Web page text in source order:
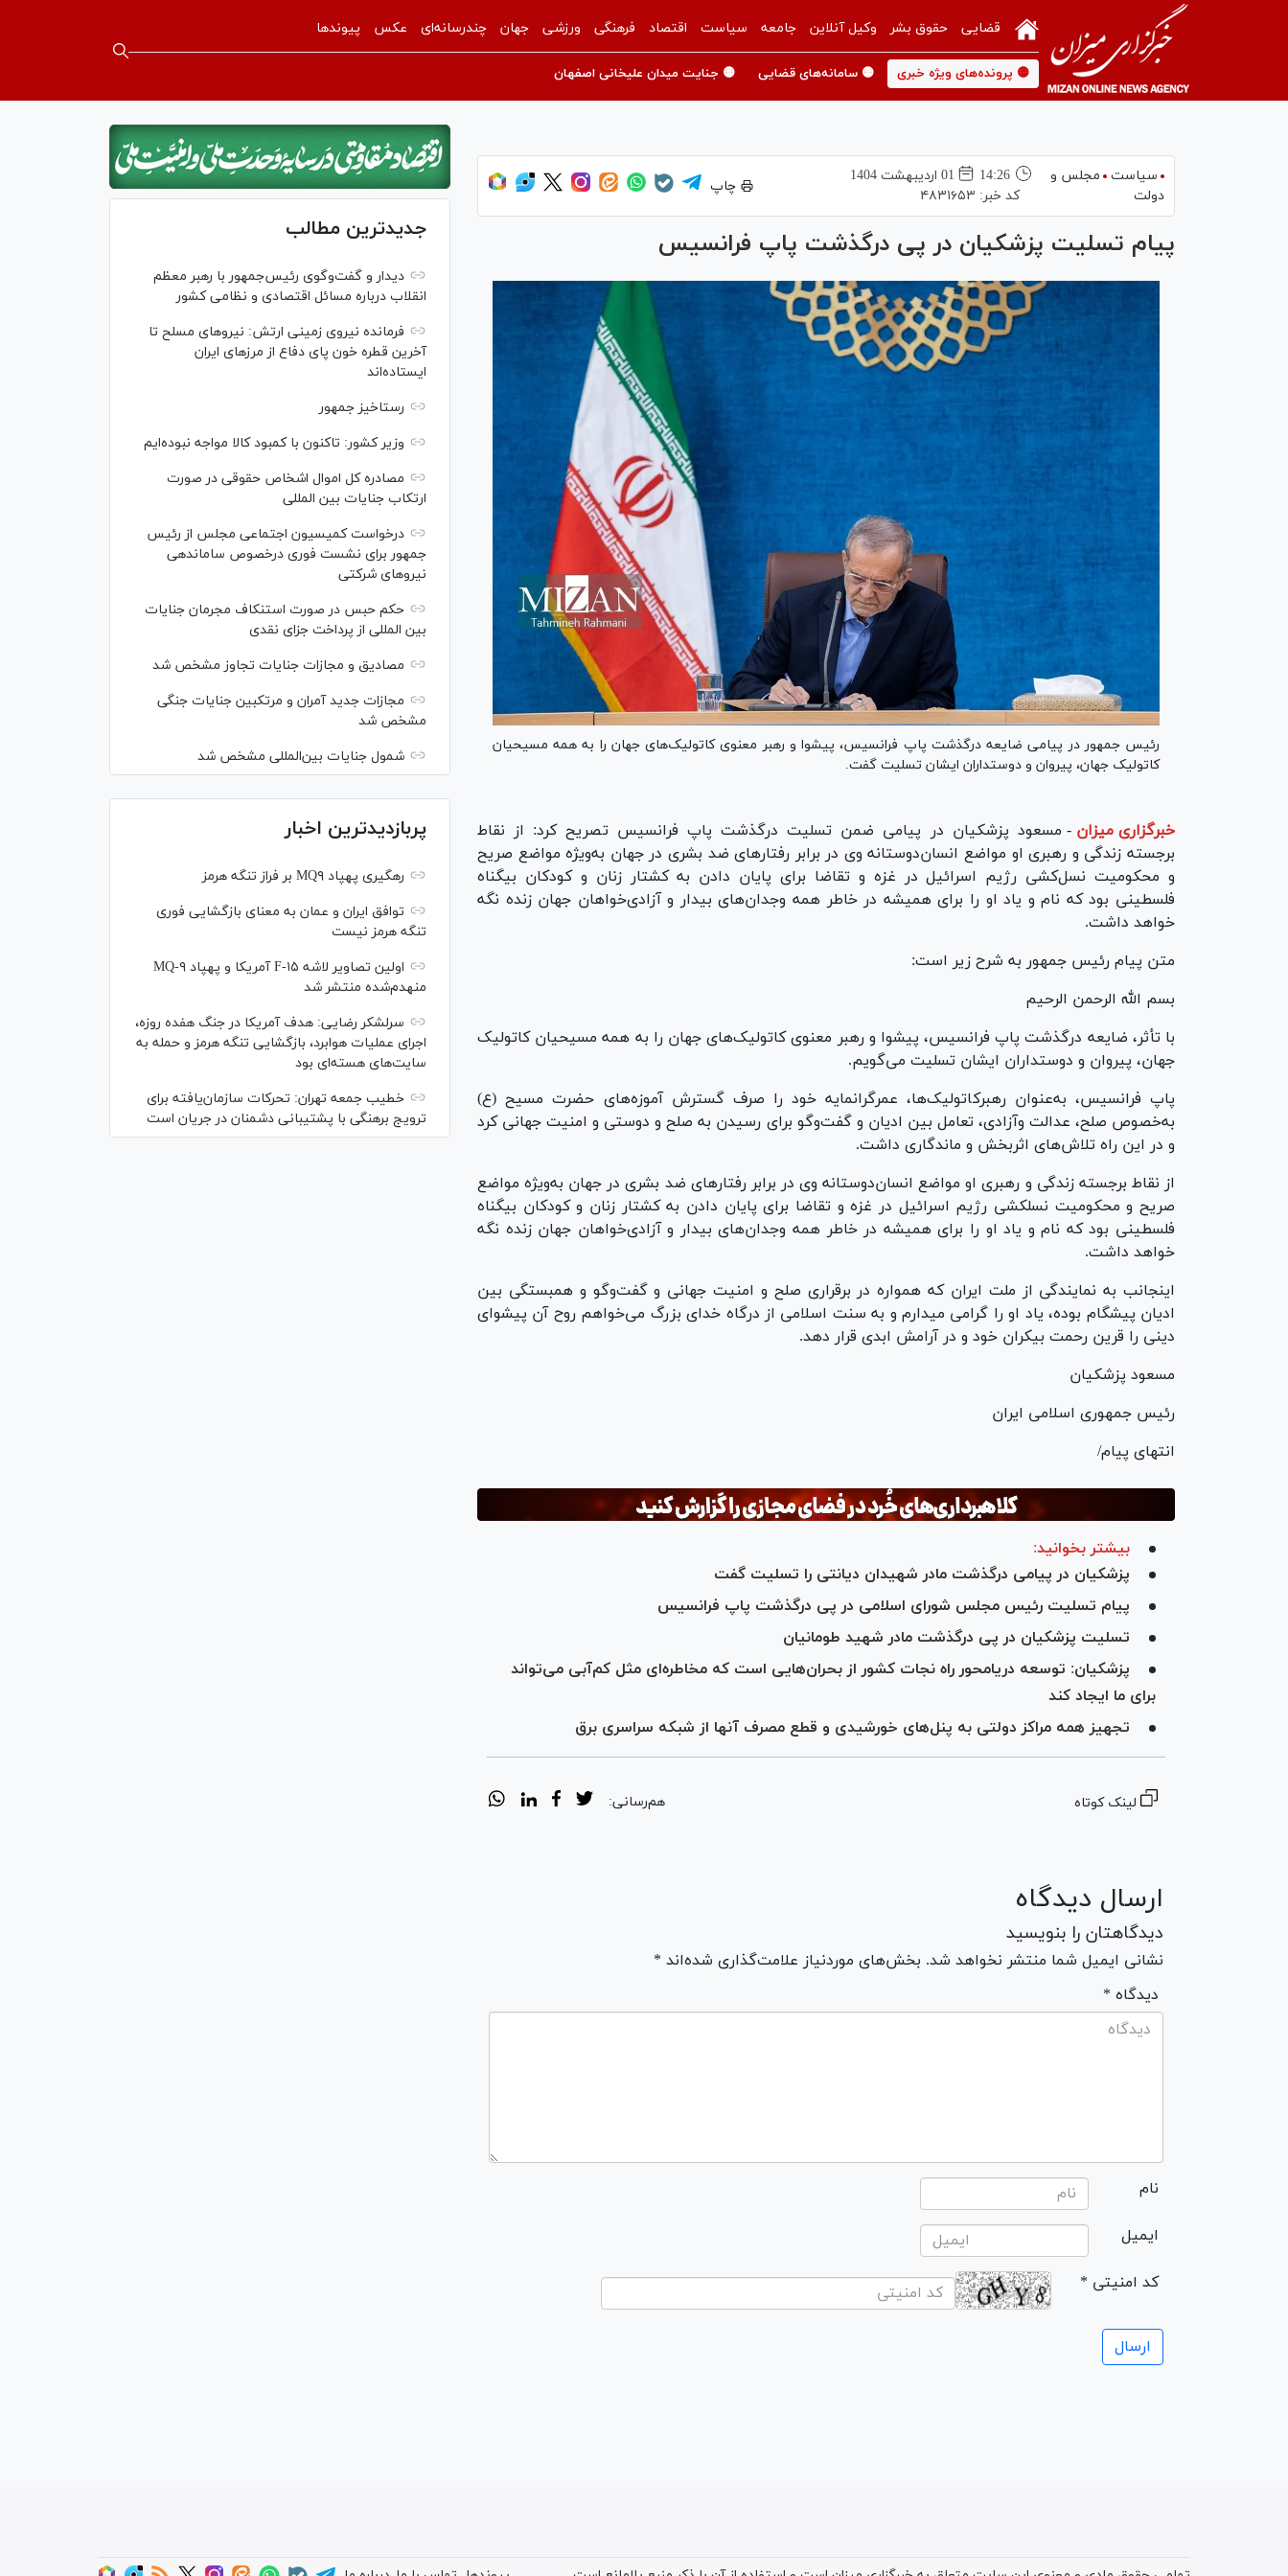
قضایی حقوق بشر وکیل آنلاین جامعه سیاست اقتصاد فرهنگی ورزشی جهان چندرسانه‌ای عکس پیوندها
🟡 پرونده‌های ویژه خبری 🟡 سامانه‌های قضایی 🟡 جنایت میدان علیخانی اصفهان
سیاست
مجلس و
دولت
14:26
01 ارديبهشت 1404
کد خبر: ۴۸۳۱۶۵۳
چاپ
پیام تسلیت پزشکیان در پی درگذشت پاپ فرانسیس
رئیس جمهور در پیامی ضایعه درگذشت پاپ فرانسیس، پیشوا و رهبر معنوی کاتولیک‌های جهان را به همه مسیحیان
کاتولیک جهان، پیروان و دوستداران ایشان تسلیت گفت.
خبرگزاری میزان - مسعود پزشکیان در پیامی ضمن تسلیت درگذشت پاپ فرانسیس تصریح کرد: از نقاط
برجسته زندگی و رهبری او مواضع انسان‌دوستانه وی در برابر رفتار‌های ضد بشری در جهان به‌‏ویژه مواضع صریح
و محکومیت نسل‏‌کشی رژیم اسرائیل در غزه و تقاضا برای پایان دادن به کشتار زنان و کودکان بی‏گناه
فلسطینی بود که نام و یاد او را برای همیشه در خاطر همه وجدان‌‏های بیدار و آزادی‏‌خواهان جهان زنده نگه
خواهد داشت.
متن پیام رئیس جمهور به شرح زیر است:
بسم الله الرحمن الرحیم
با تأثر، ضایعه درگذشت پاپ فرانسیس، پیشوا و رهبر معنوی کاتولیک‌های جهان را به همه مسیحیان کاتولیک
جهان، پیروان و دوستداران ایشان تسلیت می‌گویم.
پاپ فرانسیس، به‌عنوان رهبرکاتولیک‌ها، عمرگرانمایه خود را صرف گسترش آموزه‏‌های حضرت مسیح (ع)
به‌‏خصوص صلح، عدالت وآزادی، تعامل بین ادیان و گفت‌و‌گو برای رسیدن به صلح و دوستی و امنیت جهانی کرد
و در این راه تلاش‏‌های اثربخش و ماندگاری داشت.
از نقاط برجسته زندگی و رهبری او مواضع انسان‌دوستانه وی در برابر رفتار‌های ضد بشری در جهان به‏‌ویژه مواضع
صریح و محکومیت نسل‏کشی رژیم اسرائیل در غزه و تقاضا برای پایان دادن به کشتار زنان و کودکان بی‏گناه
فلسطینی بود که نام و یاد او را برای همیشه در خاطر همه وجدان‌های بیدار و آزادی‌‏خواهان جهان زنده نگه
خواهد داشت.
اینجانب به نمایندگی از ملت ایران که همواره در برقراری صلح و امنیت جهانی و گفت‌و‌گو و همبستگی بین
ادیان پیشگام بوده، یاد او را گرامی می‏دارم و به سنت اسلامی از درگاه خدای بزرگ می‌خواهم روح آن پیشوای
دینی را قرین رحمت بی‏کران خود و در آرامش ابدی قرار دهد.
مسعود پزشکیان
رئیس جمهوری اسلامی ایران
انتهای پیام/
بیشتر بخوانید:
پزشکیان در پیامی درگذشت مادر شهیدان دیانتی را تسلیت گفت
پیام تسلیت رئیس مجلس شورای اسلامی در پی درگذشت پاپ فرانسیس
تسلیت پزشکیان در پی درگذشت مادر شهید طومانیان
پزشکیان: توسعه دریامحور راه نجات کشور از بحران‌هایی است که مخاطره‌ای مثل کم‌آبی می‌تواند
برای ما ایجاد کند
تجهیز همه مراکز دولتی به پنل‌های خورشیدی و قطع مصرف آنها از شبکه سراسری برق
لینک کوتاه هم‌رسانی:
ارسال دیدگاه
دیدگاهتان را بنویسید
نشانی ایمیل شما منتشر نخواهد شد. بخش‌های موردنیاز علامت‌گذاری شده‌اند *
* دیدگاه
نام
ایمیل
* کد امنیتی
جدیدترین مطالب
دیدار و گفت‌‌وگوی رئیس‌جمهور با رهبر معظم
انقلاب درباره مسائل اقتصادی و نظامی کشور
فرمانده نیروی زمینی ارتش: نیرو‌های مسلح تا
آخرین قطره خون پای دفاع از مرز‌های ایران
ایستاده‌اند
رستاخیز جمهور
وزیر کشور: تاکنون با کمبود کالا مواجه نبوده‌ایم
مصادره کل اموال اشخاص حقوقی در صورت
ارتکاب جنایات بین المللی
درخواست کمیسیون اجتماعی مجلس از رئیس
جمهور برای نشست فوری درخصوص ساماندهی
نیرو‌های شرکتی
حکم حبس در صورت استنکاف مجرمان جنایات
بین المللی از پرداخت جزای نقدی
مصادیق و مجازات جنایات تجاوز مشخص شد
مجازات جدید آمران و مرتکبین جنایات جنگی
مشخص شد
شمول جنایات بین‌المللی مشخص شد
پربازدیدترین اخبار
رهگیری پهپاد MQ۹ بر فراز تنگه هرمز
توافق ایران و عمان به معنای بازگشایی فوری
تنگه هرمز نیست
اولین تصاویر لاشه F-۱۵ آمریکا و پهپاد MQ-۹
منهدم‌شده منتشر شد
سرلشکر رضایی: هدف آمریکا در جنگ هفده روزه،
اجرای عملیات هوابرد، بازگشایی تنگه هرمز و حمله به
سایت‌های هسته‌ای بود
خطیب جمعه تهران: تحرکات سازمان‌یافته برای
ترویج برهنگی با پشتیبانی دشمنان در جریان است